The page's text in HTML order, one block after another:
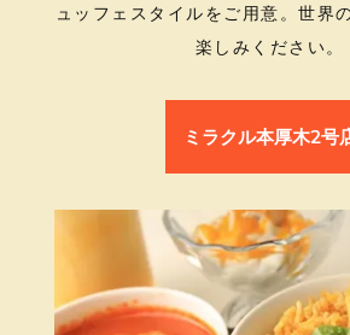
ュッフェスタイルをご用意。世界
楽しみください。
ミラクル本厚木2号